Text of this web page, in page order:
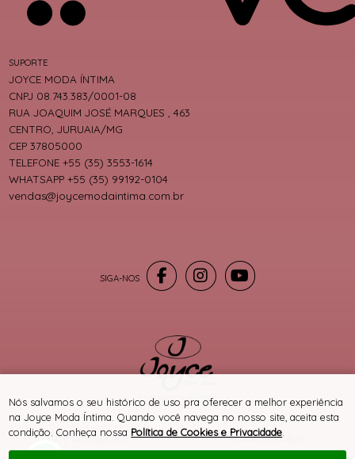
SITE 100% SEGURO PLATAFORMA B2B
SUPORTE
JOYCE MODA ÍNTIMA
CNPJ 08.743.383/0001-08
RUA JOAQUIM JOSÉ MARQUES , 463
CENTRO, JURUAIA/MG
CEP 37805000
TELEFONE +55 (35) 3553-1614
WHATSAPP +55 (35) 99192-0104
vendas@joycemodaintima.com.br
® TODOS DIREITOS RESERVADOS
Nós salvamos o seu histórico de uso pra oferecer a melhor experiência
na Joyce Moda Íntima. Quando você navega no nosso site, aceita esta
condição. Conheça nossa Política de Cookies e Privacidade